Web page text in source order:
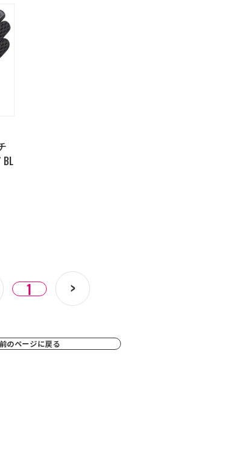
1
前のページに戻る